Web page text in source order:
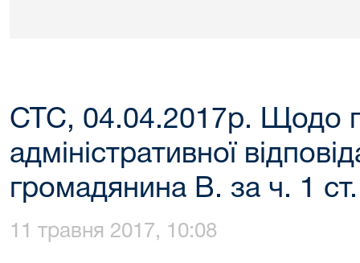
СТС, 04.04.2017р. Щодо
адміністративної
громадянина В. за ч. 1
11 травня 2017, 10:08